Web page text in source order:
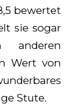
bewertet
sie sogar
Wert von
Stute.